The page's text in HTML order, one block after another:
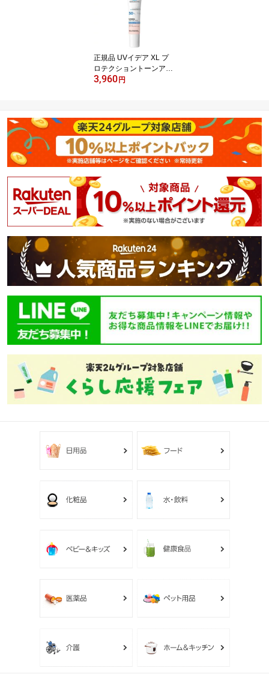
正規品 UVイデア XL プ
ロテクショントーンアッ
プ ローズ(30ml)【lvp】
3,960円